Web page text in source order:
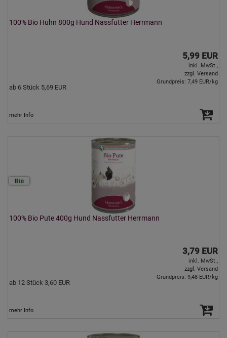
100% Bio Huhn 800g Hund Nassfutter Herrmann
5,99 EUR
inkl. MwSt.,
zzgl. Versand
ab 6 Stück 5,69 EUR
Grundpreis: 7,49 EUR/kg
mehr Info
100% Bio Pute 400g Hund Nassfutter Herrmann
3,79 EUR
inkl. MwSt.,
zzgl. Versand
ab 12 Stück 3,60 EUR
Grundpreis: 9,48 EUR/kg
mehr Info